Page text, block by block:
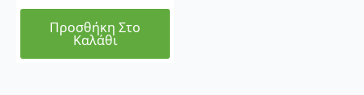
Προσθήκη Στο
Καλάθι